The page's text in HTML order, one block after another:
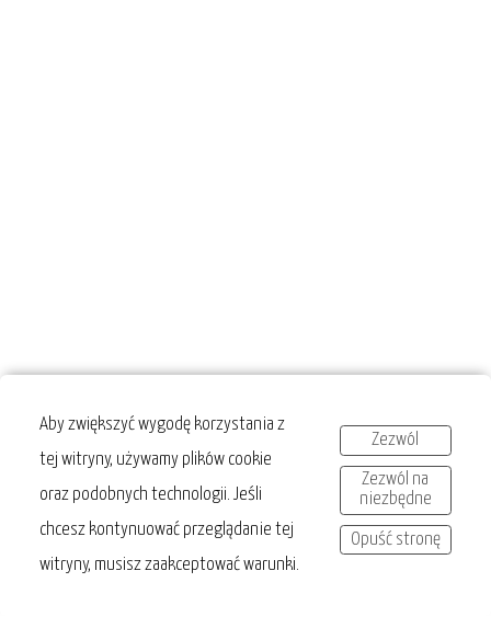
Aby zwiększyć wygodę korzystania z
tej witryny, używamy plików cookie
oraz podobnych technologii. Jeśli
chcesz kontynuować przeglądanie tej
witryny, musisz zaakceptować warunki.
Zezwól
Zezwól na
niezbędne
Opuść stronę